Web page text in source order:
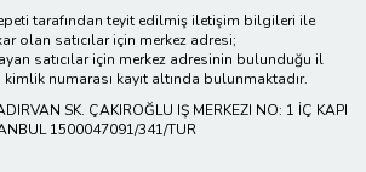
tarafından teyit edilmiş iletişim bilgileri ile
olan satıcılar için merkez adresi;
satıcılar için merkez adresinin bulunduğu il
numarası kayıt altında bulunmaktadır.
SK. ÇAKIROĞLU IŞ MERKEZI NO: 1 İÇ KAPI
1500047091/341/TUR